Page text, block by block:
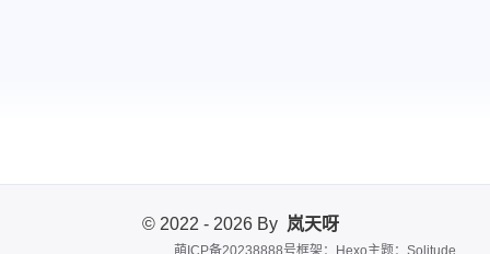
© 2022 - 2026 By 岚天呀
萌ICP备20238888号框架：Hexo主题：Solitude